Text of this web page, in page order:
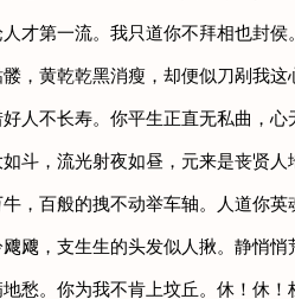
才第一流。我只道你不拜相也封侯
，黄乾乾黑消瘦，却便似刀剐我这
人不长寿。你平生正直无私曲，心
斗，流光射夜如昼，元来是丧贤人
，百般的拽不动举车轴。人道你英
飕，支生生的头发似人揪。静悄悄
愁。你为我不肯上坟丘。休！休！